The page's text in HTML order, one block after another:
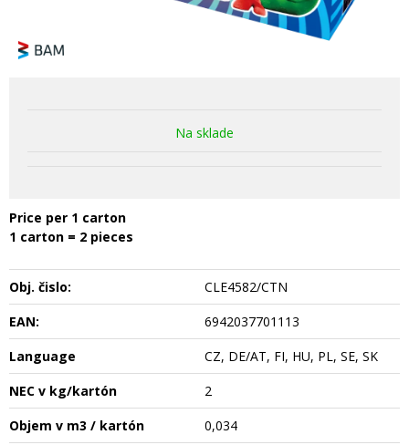
Na sklade
Price per 1 carton
1 carton = 2 pieces
Obj. čislo:
CLE4582/CTN
EAN:
6942037701113
Language
CZ, DE/AT, FI, HU, PL, SE, SK
NEC v kg/kartón
2
Objem v m3 / kartón
0,034